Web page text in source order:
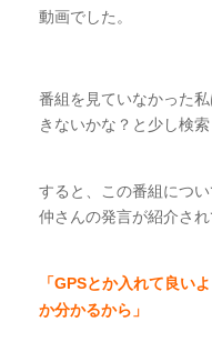
動画でした。
番組を見ていなかった
きないかな？と少し検索
すると、この番組につ
仲さんの発言が紹介さ
「GPSとか入れて良いよ
か分かるから」